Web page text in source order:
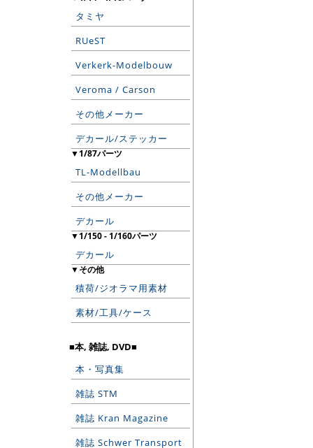
タミヤ
RUeST
Verkerk-Modelbouw
Veroma / Carson
その他メーカー
デカール/ステッカー
▼1/87パーツ
TL-Modellbau
その他メーカー
デカール
▼1/150 - 1/160パーツ
デカール
▼その他
積荷/ジオラマ用素材
素材/工具/ケース
■本, 雑誌, DVD■
本・写真集
雑誌 STM
雑誌 Kran Magazine
雑誌 Schwer Transport